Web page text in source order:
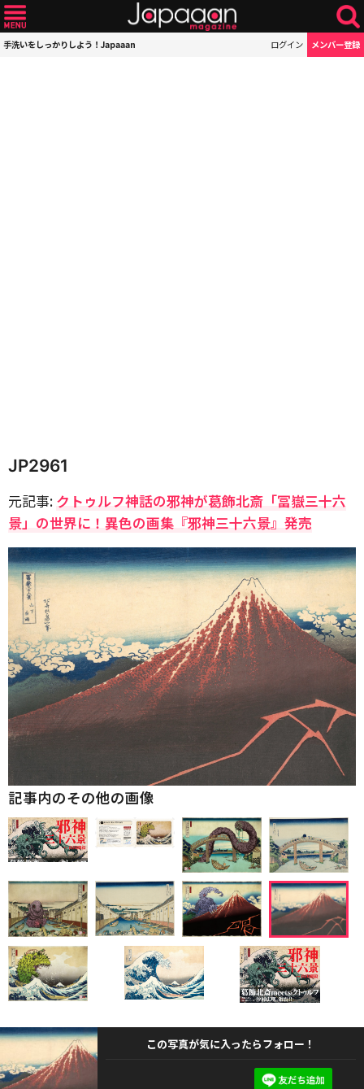
手洗いをしっかりしよう！Japaaan ログイン メンバー登録
JP2961
元記事: クトゥルフ神話の邪神が葛飾北斎「冨嶽三十六
景」の世界に！異色の画集『邪神三十六景』発売
記事内のその他の画像
この写真が気に入ったらフォロー！